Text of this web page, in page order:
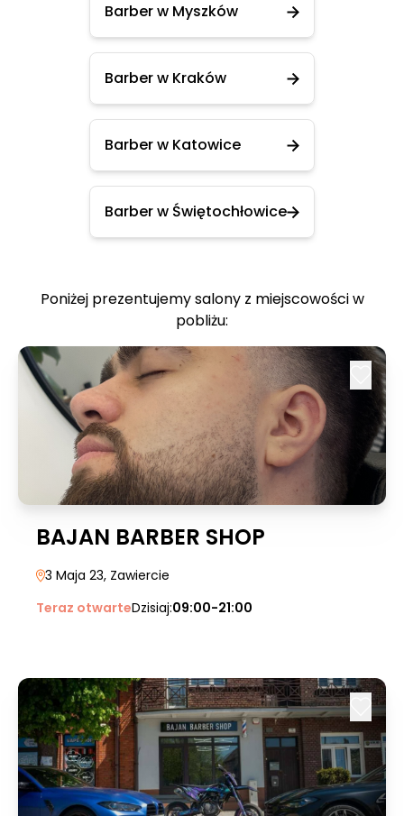
Barber w Myszków
Barber w Kraków
Barber w Katowice
Barber w Świętochłowice
Poniżej prezentujemy salony z miejscowości w
pobliżu:
BAJAN BARBER SHOP
3 Maja 23, Zawiercie
Teraz otwarteDzisiaj:09:00-21:00